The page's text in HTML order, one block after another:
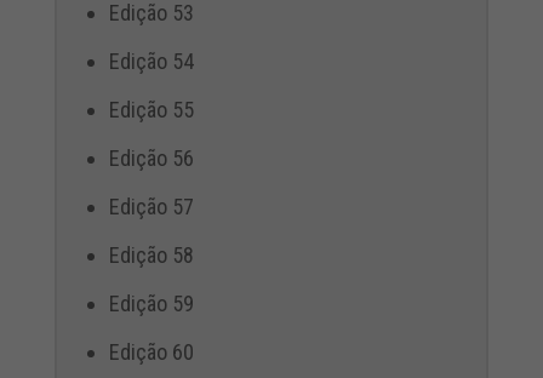
Edição 53
Edição 54
Edição 55
Edição 56
Edição 57
Edição 58
Edição 59
Edição 60